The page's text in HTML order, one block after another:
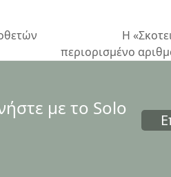
next
H
περιορισμένο
με το Solo